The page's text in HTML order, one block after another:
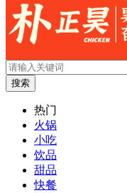
搜索
热门
火锅
小吃
饮品
甜品
快餐